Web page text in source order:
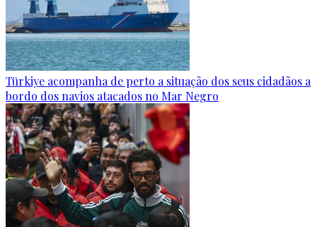
Türkiye acompanha de perto a situação dos seus cidadãos a
bordo dos navios atacados no Mar Negro